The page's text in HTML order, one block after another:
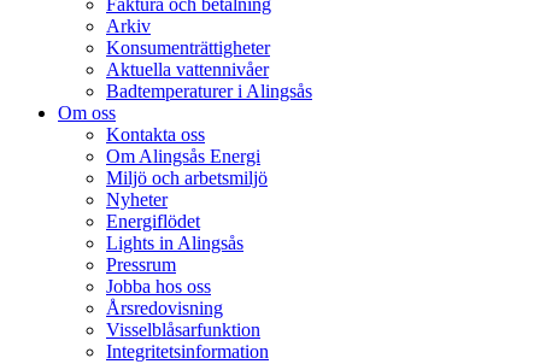
Faktura och betalning
Arkiv
Konsumenträttigheter
Aktuella vattennivåer
Badtemperaturer i Alingsås
Om oss
Kontakta oss
Om Alingsås Energi
Miljö och arbetsmiljö
Nyheter
Energiflödet
Lights in Alingsås
Pressrum
Jobba hos oss
Årsredovisning
Visselblåsarfunktion
Integritetsinformation